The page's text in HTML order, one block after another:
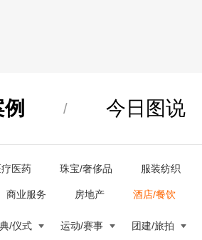
/ 今日图说
疗医药 珠宝/奢侈品 服装纺织
商业服务 房地产 酒店/餐饮
/仪式 运动/赛事 团建/旅拍